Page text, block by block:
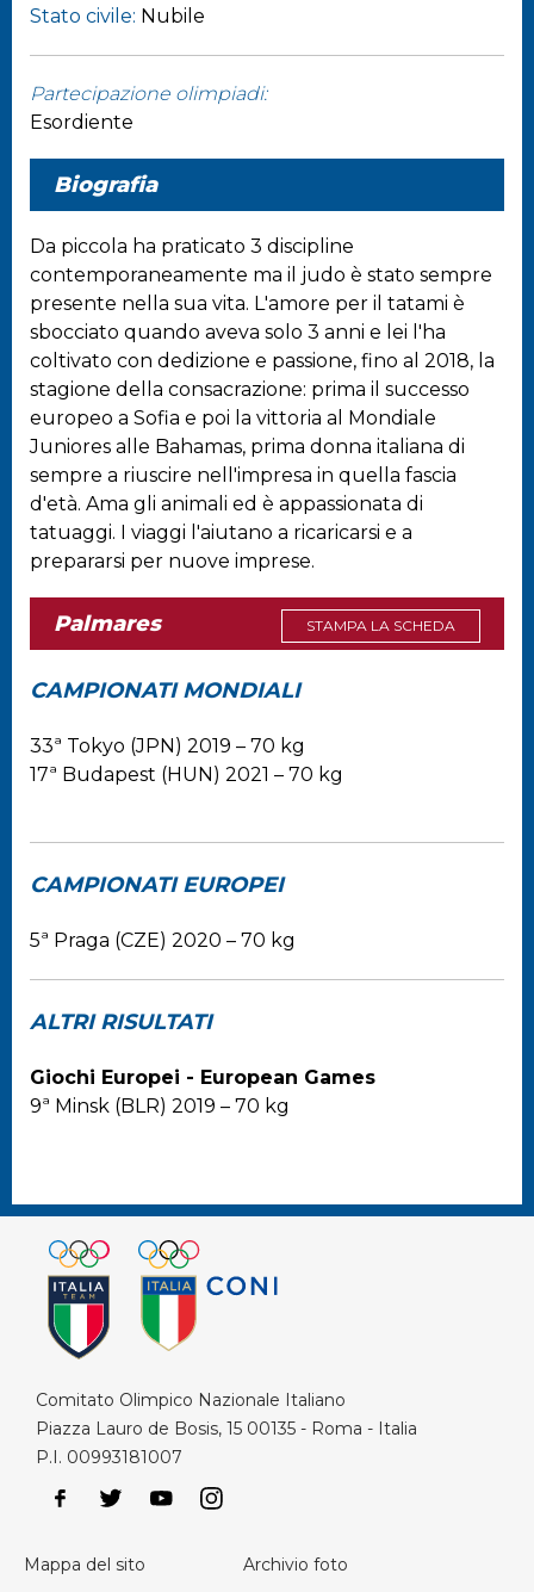
Stato civile: Nubile
Partecipazione olimpiadi:
Esordiente
Biografia
Da piccola ha praticato 3 discipline
contemporaneamente ma il judo è stato sempre
presente nella sua vita. L'amore per il tatami è
sbocciato quando aveva solo 3 anni e lei l'ha
coltivato con dedizione e passione, fino al 2018, la
stagione della consacrazione: prima il successo
europeo a Sofia e poi la vittoria al Mondiale
Juniores alle Bahamas, prima donna italiana di
sempre a riuscire nell'impresa in quella fascia
d'età. Ama gli animali ed è appassionata di
tatuaggi. I viaggi l'aiutano a ricaricarsi e a
prepararsi per nuove imprese.
Palmares STAMPA LA SCHEDA
CAMPIONATI MONDIALI
33ª Tokyo (JPN) 2019 – 70 kg
17ª Budapest (HUN) 2021 – 70 kg
CAMPIONATI EUROPEI
5ª Praga (CZE) 2020 – 70 kg
ALTRI RISULTATI
Giochi Europei - European Games
9ª Minsk (BLR) 2019 – 70 kg
Comitato Olimpico Nazionale Italiano
Piazza Lauro de Bosis, 15 00135 - Roma - Italia
P.I. 00993181007
Mappa del sito
Archivio foto